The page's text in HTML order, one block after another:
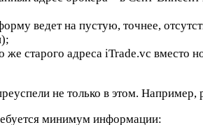
ведет на пустую, точнее,
же старого адреса iTrade.vc
не только в этом.
минимум информации: